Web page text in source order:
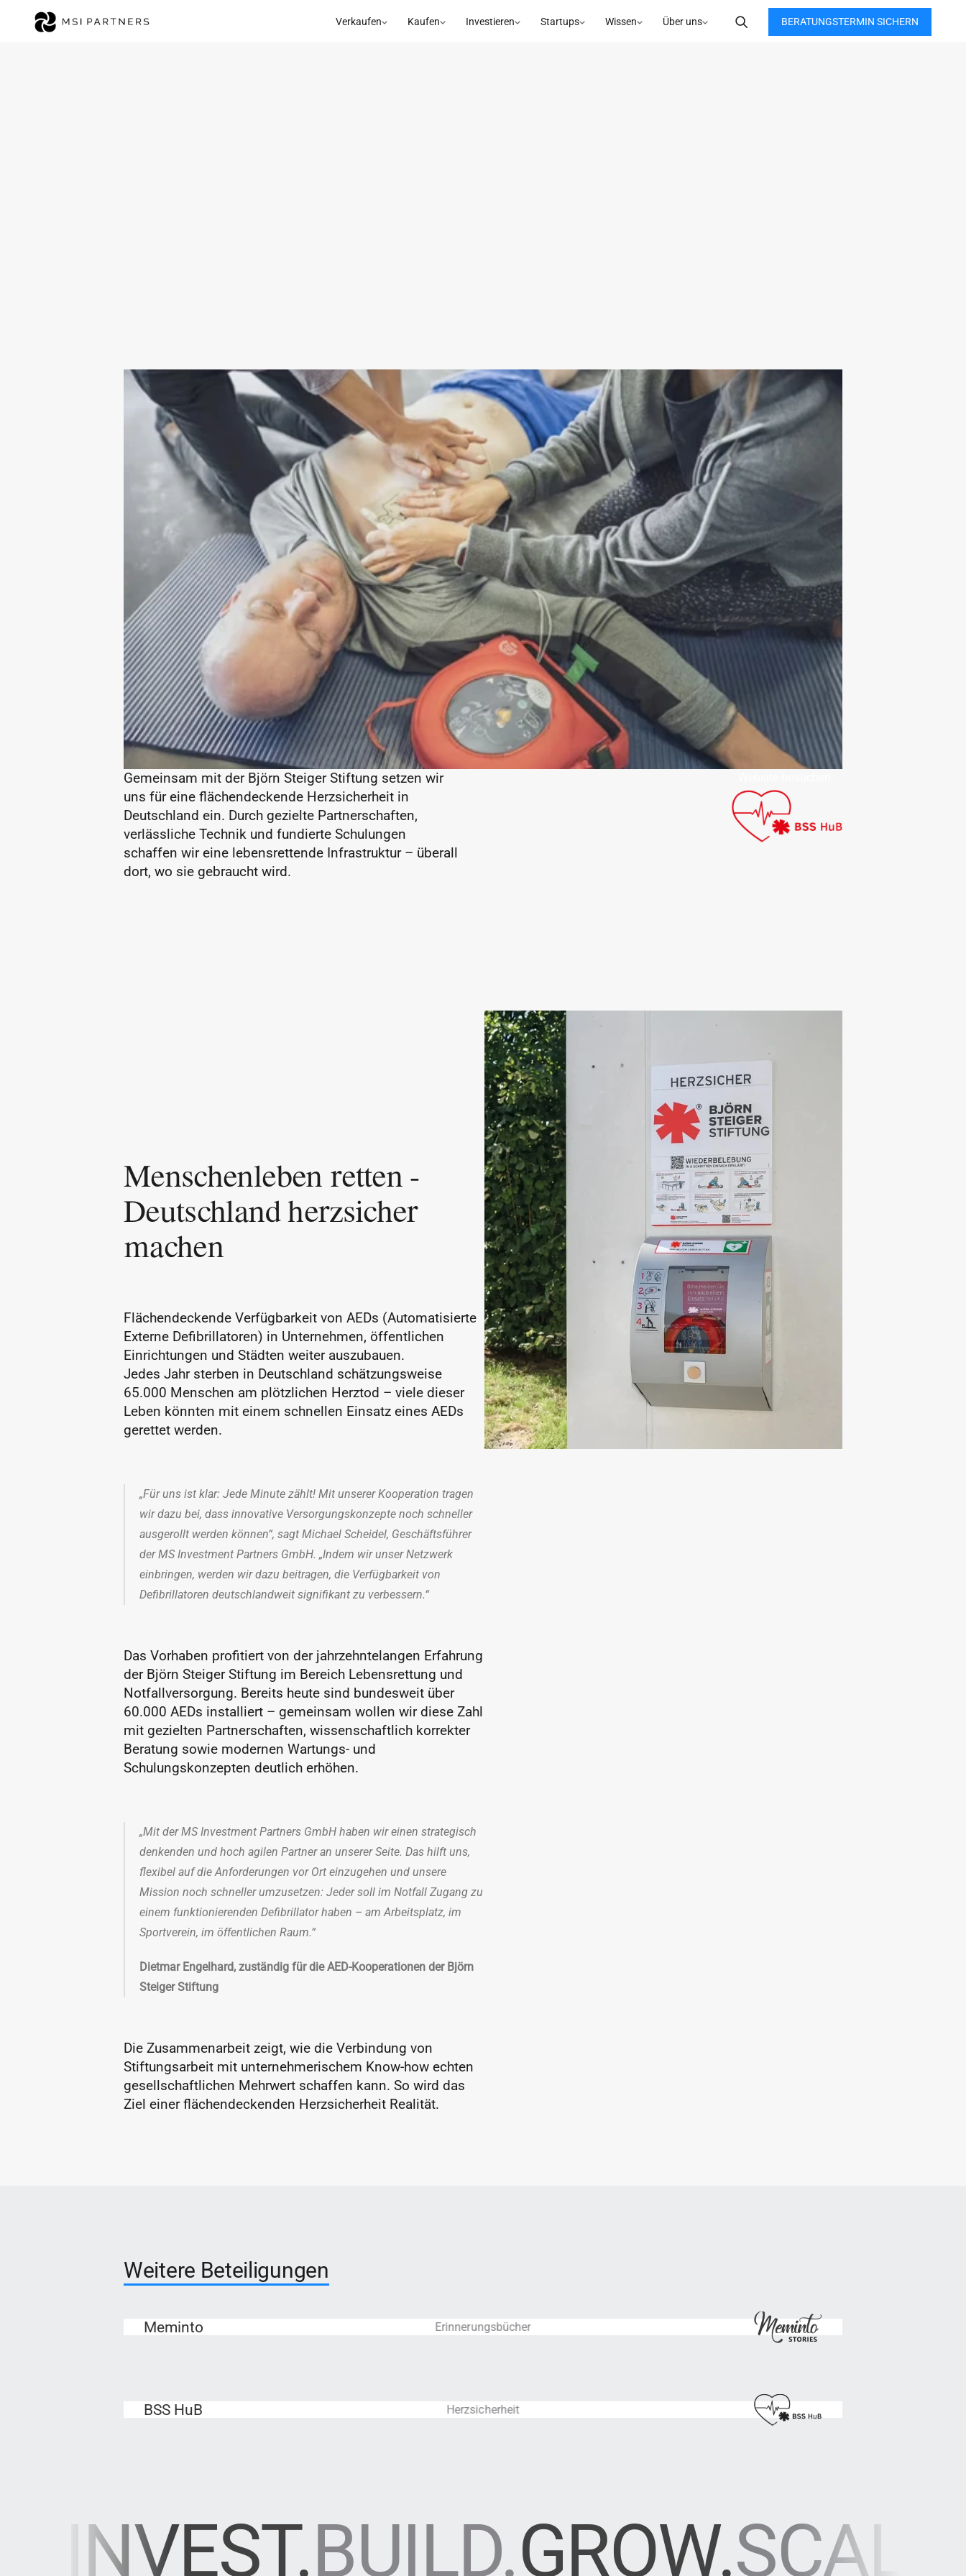
Verkaufen Kaufen Investieren Startups Wissen Über uns BERATUNGSTERMIN SICHERN
Gemeinsam mit der Björn Steiger Stiftung setzen wir
uns für eine flächendeckende Herzsicherheit in
Deutschland ein. Durch gezielte Partnerschaften,
verlässliche Technik und fundierte Schulungen
schaffen wir eine lebensrettende Infrastruktur – überall
dort, wo sie gebraucht wird.
Menschenleben retten -
Deutschland herzsicher
machen
Flächendeckende Verfügbarkeit von AEDs (Automatisierte
Externe Defibrillatoren) in Unternehmen, öffentlichen
Einrichtungen und Städten weiter auszubauen.
Jedes Jahr sterben in Deutschland schätzungsweise
65.000 Menschen am plötzlichen Herztod – viele dieser
Leben könnten mit einem schnellen Einsatz eines AEDs
gerettet werden.
„Für uns ist klar: Jede Minute zählt! Mit unserer Kooperation tragen
wir dazu bei, dass innovative Versorgungskonzepte noch schneller
ausgerollt werden können“, sagt Michael Scheidel, Geschäftsführer
der MS Investment Partners GmbH. „Indem wir unser Netzwerk
einbringen, werden wir dazu beitragen, die Verfügbarkeit von
Defibrillatoren deutschlandweit signifikant zu verbessern.“
Das Vorhaben profitiert von der jahrzehntelangen Erfahrung
der Björn Steiger Stiftung im Bereich Lebensrettung und
Notfallversorgung. Bereits heute sind bundesweit über
60.000 AEDs installiert – gemeinsam wollen wir diese Zahl
mit gezielten Partnerschaften, wissenschaftlich korrekter
Beratung sowie modernen Wartungs- und
Schulungskonzepten deutlich erhöhen.
„Mit der MS Investment Partners GmbH haben wir einen strategisch
denkenden und hoch agilen Partner an unserer Seite. Das hilft uns,
flexibel auf die Anforderungen vor Ort einzugehen und unsere
Mission noch schneller umzusetzen: Jeder soll im Notfall Zugang zu
einem funktionierenden Defibrillator haben – am Arbeitsplatz, im
Sportverein, im öffentlichen Raum.“
Dietmar Engelhard, zuständig für die AED-Kooperationen der Björn
Steiger Stiftung
Die Zusammenarbeit zeigt, wie die Verbindung von
Stiftungsarbeit mit unternehmerischem Know-how echten
gesellschaftlichen Mehrwert schaffen kann. So wird das
Ziel einer flächendeckenden Herzsicherheit Realität.
Weitere Beteiligungen
Meminto Erinnerungsbücher
BSS HuB Herzsicherheit
INVEST.BUILD.GROW.SCALE.